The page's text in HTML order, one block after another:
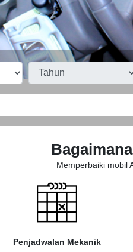
Memperbaiki mobil
Penjadwalan Mekanik